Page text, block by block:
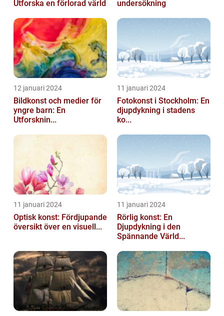
Utforska en förlorad värld
undersökning
12 januari 2024
Bildkonst och medier för
yngre barn: En
Utforsknin...
11 januari 2024
Fotokonst i Stockholm: En
djupdykning i stadens
ko...
11 januari 2024
Optisk konst: Fördjupande
översikt över en visuell...
11 januari 2024
Rörlig konst: En
Djupdykning i den
Spännande Värld...